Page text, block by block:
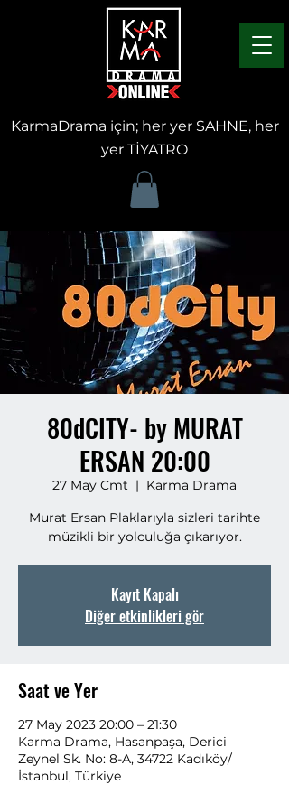
KarmaDrama için; her yer SAHNE, her
yer TİYATRO
80dCITY- by MURAT
ERSAN 20:00
27 May Cmt
  |
Karma Drama
Murat Ersan Plaklarıyla sizleri tarihte
müzikli bir yolculuğa çıkarıyor.
Kayıt Kapalı
Diğer etkinlikleri gör
Saat ve Yer
27 May 2023 20:00 – 21:30
Karma Drama, Hasanpaşa, Derici
Zeynel Sk. No: 8-A, 34722 Kadıköy/
İstanbul, Türkiye